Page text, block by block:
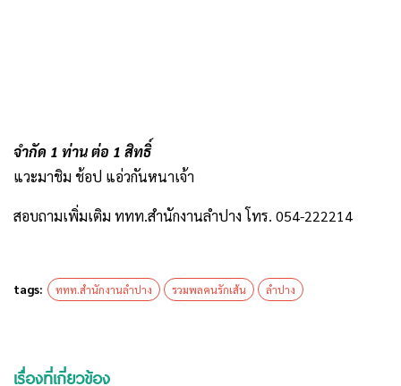
จำกัด 1 ท่าน ต่อ 1 สิทธิ์
แวะมาชิม ช้อป แอ่วกันหนาเจ้า
สอบถามเพิ่มเติม ททท.สำนักงานลำปาง โทร. 054-222214
tags: ททท.สำนักงานลำปาง รวมพลคนรักเส้น ลำปาง
เรื่องที่เกี่ยวข้อง